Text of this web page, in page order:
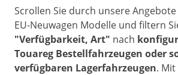
Scrollen Sie durch unsere
EU-Neuwagen Modelle und filtern
"Verfügbarkeit, Art" nach
Touareg Bestellfahrzeugen oder
verfügbaren Lagerfahrzeugen.